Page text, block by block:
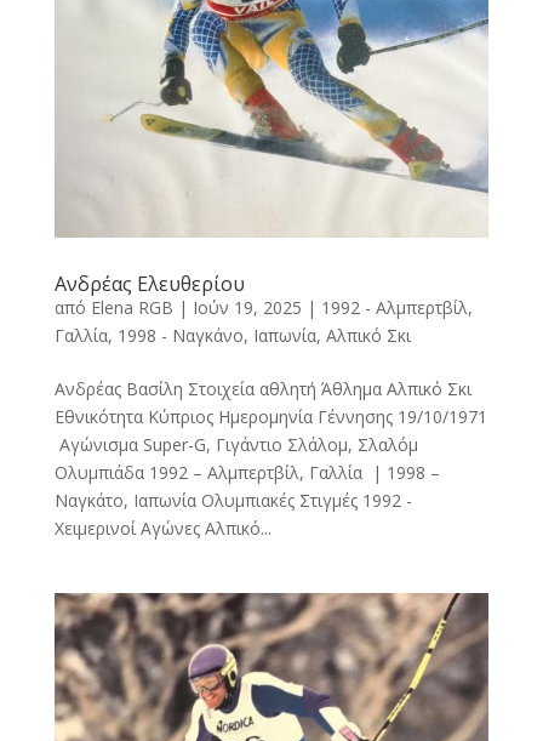
Ανδρέας Ελευθερίου
από Elena RGB | Ιούν 19, 2025 | 1992 - Αλμπερτβίλ,
Γαλλία, 1998 - Ναγκάνο, Ιαπωνία, Αλπικό Σκι
Ανδρέας Βασίλη Στοιχεία αθλητή Άθλημα Αλπικό Σκι
Εθνικότητα Κύπριος Ημερομηνία Γέννησης 19/10/1971
Αγώνισμα Super-G, Γιγάντιο Σλάλομ, Σλαλόμ
Ολυμπιάδα 1992 – Αλμπερτβίλ, Γαλλία | 1998 –
Ναγκάτο, Ιαπωνία Ολυμπιακές Στιγμές 1992 -
Χειμερινοί Αγώνες Αλπικό...